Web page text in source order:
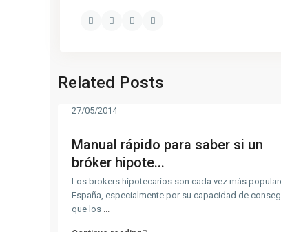
Related Posts
Manual rápido para saber si un
bróker hipote...
27/05/2014
Los brokers hipotecarios son cada vez más
España, especialmente por su capacidad de
que los ...